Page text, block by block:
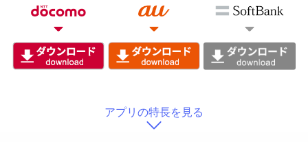
アプリの特長を見る